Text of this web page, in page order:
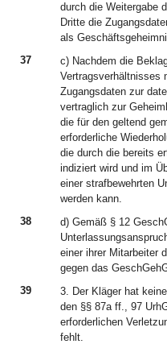
durch die Weitergabe
Dritte die
als
37
c) Nachdem die
Vertragsverhältnisses
Zugangsdaten zur
vertraglich zur
die für den geltend
erforderliche
die durch die bereits
indiziert wird und im
einer strafbewehrten
werden kann.
38
d) Gemäß § 12
einer ihrer Mitarbeiter
gegen das
39
3. Der Kläger hat
den §§ 87a ff., 97
erforderlichen
fehlt.